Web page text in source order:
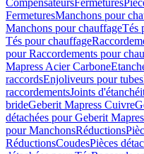
CompensateursFermetures
FermeturesManchons pour
Manchons pour chauffageTés
Tés pour chauffage
pour Raccordements pour
Mapress Acier Carbone
raccordsEnjoliveurs pour tubes
raccordementsJoints
brideGeberit Mapress Cuivre
détachées pour Geberit
pour ManchonsRéductions
RéductionsCoudesPièces